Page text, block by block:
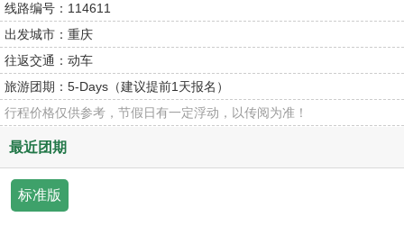
线路编号： 114611
出发城市： 重庆
往返交通： 动车
旅游团期： 5-Days（建议提前1天报名）
行程价格仅供参考，节假日有一定浮动，以传阅为准！
最近团期
标准版